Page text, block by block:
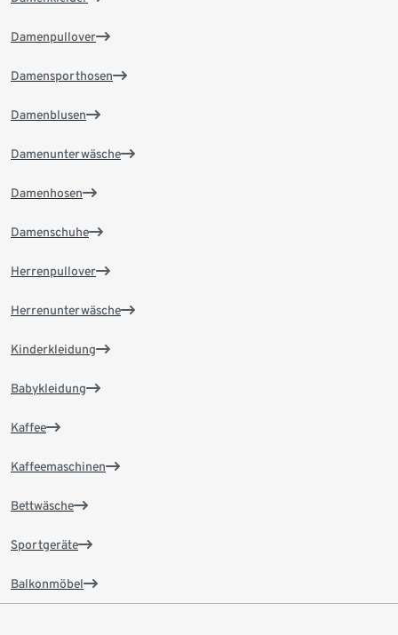
Damenpullover
Damensporthosen
Damenblusen
Damenunterwäsche
Damenhosen
Damenschuhe
Herrenpullover
Herrenunterwäsche
Kinderkleidung
Babykleidung
Kaffee
Kaffeemaschinen
Bettwäsche
Sportgeräte
Balkonmöbel